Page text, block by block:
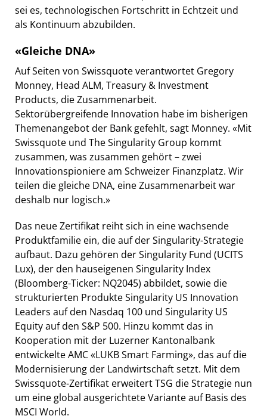
sei es, technologischen Fortschritt in Echtzeit und
als Kontinuum abzubilden.
«Gleiche DNA»
Auf Seiten von Swissquote verantwortet Gregory
Monney, Head ALM, Treasury & Investment
Products, die Zusammenarbeit.
Sektorübergreifende Innovation habe im bisherigen
Themenangebot der Bank gefehlt, sagt Monney. «Mit
Swissquote und The Singularity Group kommt
zusammen, was zusammen gehört – zwei
Innovationspioniere am Schweizer Finanzplatz. Wir
teilen die gleiche DNA, eine Zusammenarbeit war
deshalb nur logisch.»
Das neue Zertifikat reiht sich in eine wachsende
Produktfamilie ein, die auf der Singularity-Strategie
aufbaut. Dazu gehören der Singularity Fund (UCITS
Lux), der den hauseigenen Singularity Index
(Bloomberg-Ticker: NQ2045) abbildet, sowie die
strukturierten Produkte Singularity US Innovation
Leaders auf den Nasdaq 100 und Singularity US
Equity auf den S&P 500. Hinzu kommt das in
Kooperation mit der Luzerner Kantonalbank
entwickelte AMC «LUKB Smart Farming», das auf die
Modernisierung der Landwirtschaft setzt. Mit dem
Swissquote-Zertifikat erweitert TSG die Strategie nun
um eine global ausgerichtete Variante auf Basis des
MSCI World.